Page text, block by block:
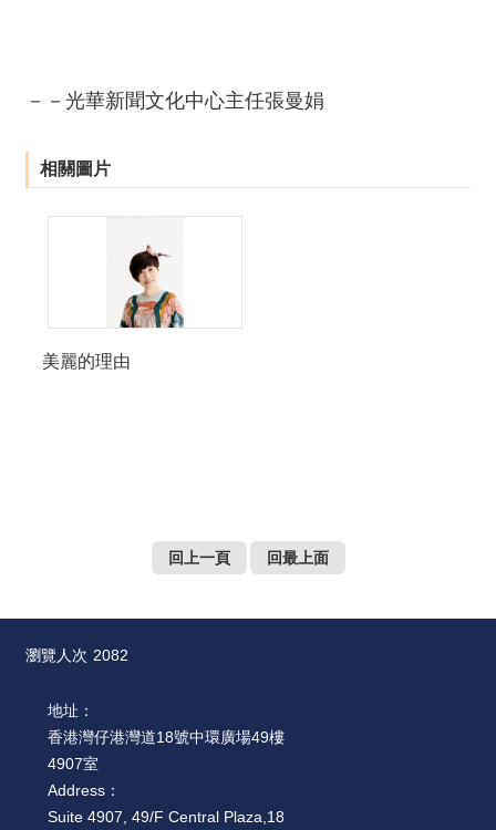
－－光華新聞文化中心主任張曼娟
相關圖片
美麗的理由
回上一頁 回最上面
瀏覽人次 2082
地址：
香港灣仔港灣道18號中環廣場49樓
4907室
Address：
Suite 4907, 49/F Central Plaza,18